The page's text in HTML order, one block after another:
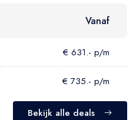
Vanaf
€ 631.- p/m
€ 735.- p/m
Bekijk alle deals